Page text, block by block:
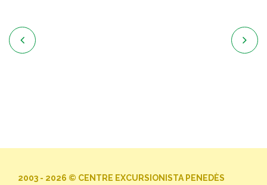
 
2003 - 2026 © CENTRE EXCURSIONISTA PENEDÈS